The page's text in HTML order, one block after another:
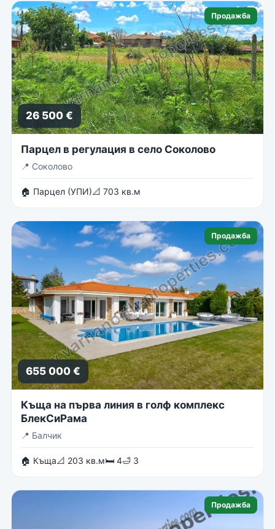
Продажба
26 500 €
Парцел в регулация в село Соколово
📍 Соколово
🏠 Парцел (УПИ)📐 703 кв.м
Продажба
655 000 €
Къща на първа линия в голф комплекс
БлекСиРама
📍 Балчик
🏠 Къща📐 203 кв.м🛏 4🛁 3
Продажба